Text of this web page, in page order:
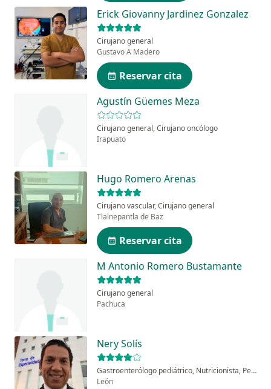
Erick Giovanny Jardinez Gonzalez
Cirujano general
Gustavo A Madero
Reservar cita
Agustín Güemes Meza
Cirujano general, Cirujano oncólogo
Irapuato
Hugo Romero Arenas
Cirujano vascular, Cirujano general
Tlalnepantla de Baz
Reservar cita
M Antonio Romero Bustamante
Cirujano general
Pachuca
Nery Solís
Gastroenterólogo pediátrico, Nutricionista, Pediatra
León